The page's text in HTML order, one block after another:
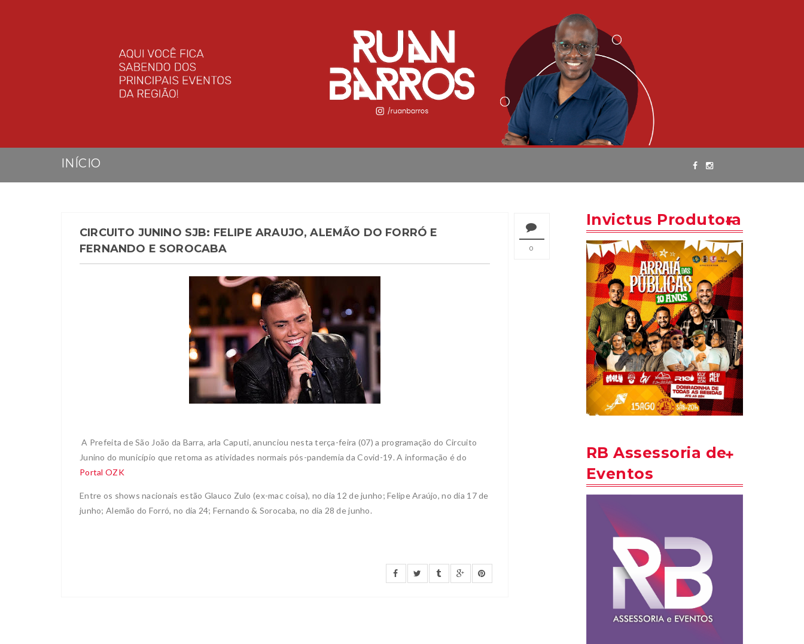
INÍCIO
0
CIRCUITO JUNINO SJB: FELIPE ARAUJO, ALEMÃO DO FORRÓ E
FERNANDO E SOROCABA
A Prefeita de São João da Barra, arla Caputi, anunciou nesta terça-feira (07) a programação do Circuito
Junino do município que retoma as atividades normais pós-pandemia da Covid-19. A informação é do
Portal OZK
Entre os shows nacionais estão Glauco Zulo (ex-mac coisa), no dia 12 de junho; Felipe Araújo, no dia 17 de
junho; Alemão do Forró, no dia 24; Fernando & Sorocaba, no dia 28 de junho.
Invictus Produtora
RB Assessoria de
Eventos